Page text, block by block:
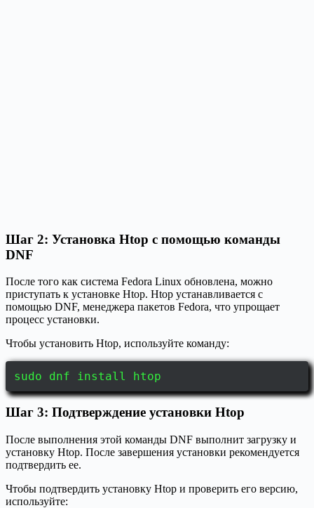
Шаг 2: Установка Htop с помощью команды
DNF
После того как система Fedora Linux обновлена, можно
приступать к установке Htop. Htop устанавливается с
помощью DNF, менеджера пакетов Fedora, что упрощает
процесс установки.
Чтобы установить Htop, используйте команду:
sudo dnf install htop
Шаг 3: Подтверждение установки Htop
После выполнения этой команды DNF выполнит загрузку и
установку Htop. После завершения установки рекомендуется
подтвердить ее.
Чтобы подтвердить установку Htop и проверить его версию,
используйте: